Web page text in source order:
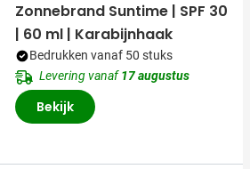
Zonnebrand Suntime | SPF 30
| 60 ml | Karabijnhaak
Bedrukken vanaf 50 stuks
Levering vanaf17 augustus
Bekijk